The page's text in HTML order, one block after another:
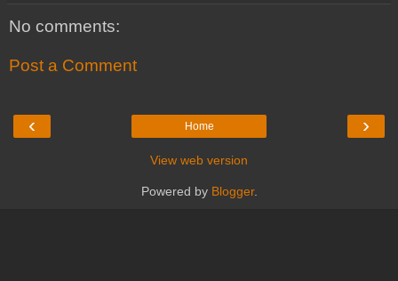
No comments:
Post a Comment
‹ ›
Home
View web version
Powered by Blogger.